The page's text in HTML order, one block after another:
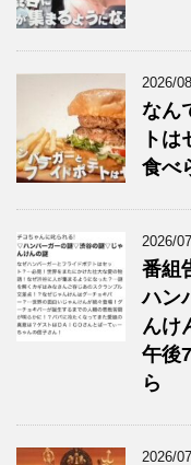
2026/
なん
ト
食べ
2026/
番組
ハン
んけ
午後
ら
2026/